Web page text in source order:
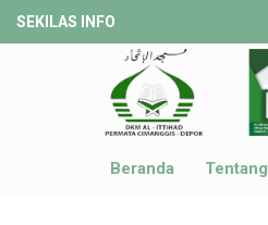
SEKILAS INFO
Beranda Tentang